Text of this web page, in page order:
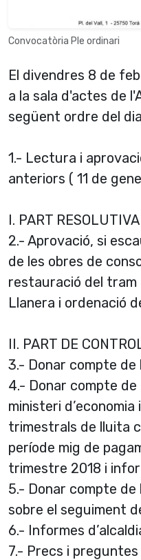
Convocatòria Ple ordinari
El divendres 8 de
a la sala d'actes de
següent ordre del
1.- Lectura i
anteriors ( 11 de
I. PART RESOLUTIVA
2.- Aprovació, si
de les obres de
restauració del tram
Llanera i ordenació
II. PART DE
3.- Donar compte
4.- Donar compte
ministeri
trimestrals de lluita
període mig de
trimestre 2018 i
5.- Donar compte de
sobre el seguiment
6.- Informes
7.- Precs i preguntes